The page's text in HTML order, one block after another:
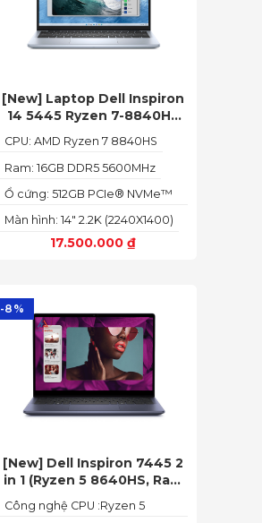
[New] Laptop Dell Inspiron
14 5445 Ryzen 7-8840HS
Radeon 780M Màn 14inch
2.2K)
17.500.000₫
Màn hình: 14" 2.2K (2240X1400)
Ổ cứng: 512GB PCIe® NVMe™
Ram: 16GB DDR5 5600MHz
CPU: AMD Ryzen 7 8840HS
-8%
[New] Dell Inspiron 7445 2
in 1 (Ryzen 5 8640HS, Ram
8GB,SSD 512GB, AMD
Radeon,14 FHD+ Touch)
Công nghệ CPU :Ryzen 5